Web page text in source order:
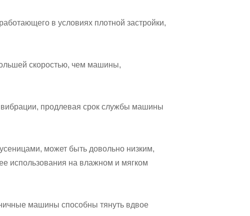
в условиях плотной застройки,
скоростью, чем машины,
продлевая срок службы машины
может быть довольно низким,
использования на влажном и мягком
машины способны тянуть вдвое